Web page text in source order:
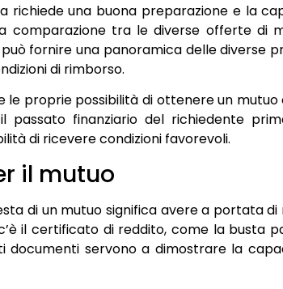
richiede una buona preparazione e la
comparazione tra le diverse offerte di
fornire una panoramica delle diverse
di rimborso.
proprie possibilità di ottenere un
passato finanziario del richiedente
di ricevere condizioni favorevoli.
il mutuo
di un mutuo significa avere a portata di
il certificato di reddito, come la busta
documenti servono a dimostrare la